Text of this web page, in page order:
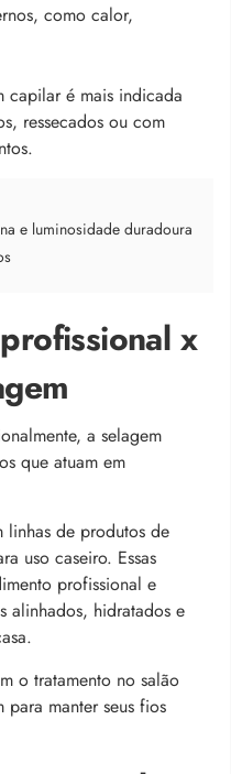
como calor,
capilar é mais indicada
ressecados ou com
e luminosidade duradoura
x
a selagem
que atuam em
linhas de produtos de
uso caseiro. Essas
profissional e
alinhados, hidratados e
o tratamento no salão
manter seus fios